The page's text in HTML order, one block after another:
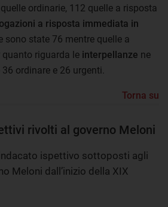
ordinarie, 112 quelle a risposta
a risposta immediata in
sono state 76 mentre quelle a
quanto riguarda le interpellanze ne
ordinare e 26 urgenti.
Torna su
rivolti al governo Meloni
ispettivo sottoposti agli
Meloni dall’inizio della XIX